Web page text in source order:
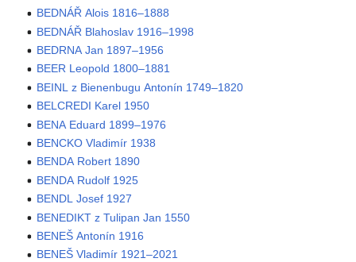
BEDNÁŘ Alois 1816–1888
BEDNÁŘ Blahoslav 1916–1998
BEDRNA Jan 1897–1956
BEER Leopold 1800–1881
BEINL z Bienenbugu Antonín 1749–1820
BELCREDI Karel 1950
BENA Eduard 1899–1976
BENCKO Vladimír 1938
BENDA Robert 1890
BENDA Rudolf 1925
BENDL Josef 1927
BENEDIKT z Tulipan Jan 1550
BENEŠ Antonín 1916
BENEŠ Vladimír 1921–2021